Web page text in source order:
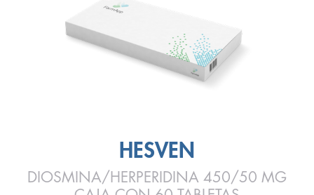
HESVEN
DIOSMINA/HERPERIDINA 450/50 MG